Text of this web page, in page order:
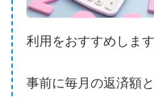
利用をおすすめします
事前に毎月の返済額